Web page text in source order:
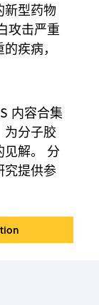
新型药物
攻击严重
疾病，
内容合集
为分子胶
见解。 分
究提供参